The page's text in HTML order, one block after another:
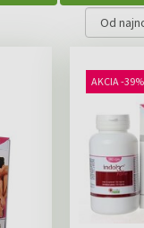
AKCIA -39%